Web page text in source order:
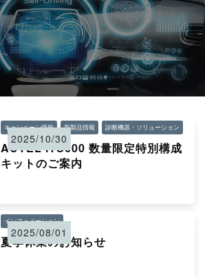
キャンペーン情報 新製品情報 診断機器・ソリューション
2025/10/30
AUTEL ITS600 数量限定特別構成
キットのご案内
インフォメーション
2025/08/01
夏季休業のお知らせ